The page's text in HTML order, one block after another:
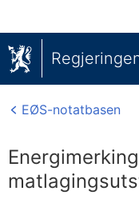
EØS-notatbasen